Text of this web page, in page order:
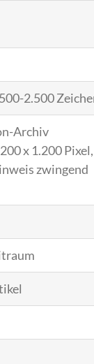
2.500
Archiv
x 1.200 Pixel,
zwingend